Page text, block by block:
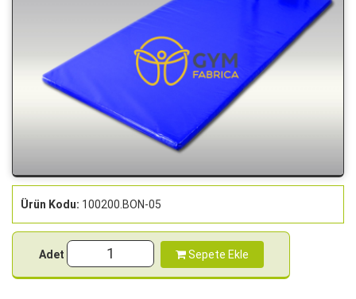
Ürün Kodu: 100200.BON-05
Adet Sepete Ekle